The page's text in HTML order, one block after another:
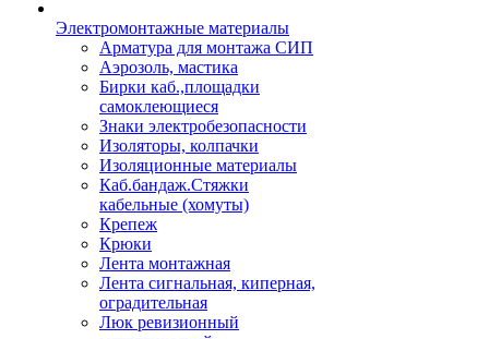
Электромонтажные материалы
Арматура для монтажа СИП
Аэрозоль, мастика
Бирки каб.,площадки
самоклеющиеся
Знаки электробезопасности
Изоляторы, колпачки
Изоляционные материалы
Каб.бандаж.Стяжки
кабельные (хомуты)
Крепеж
Крюки
Лента монтажная
Лента сигнальная, киперная,
оградительная
Люк ревизионный